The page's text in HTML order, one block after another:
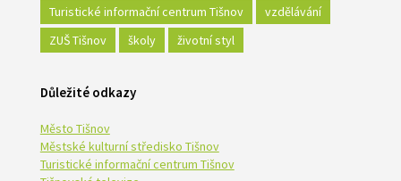
Turistické informační centrum Tišnov
vzdělávání
ZUŠ Tišnov
školy životní styl
Důležité odkazy
Město Tišnov
Městské kulturní středisko Tišnov
Turistické informační centrum Tišnov